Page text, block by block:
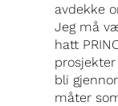
avdekke
Jeg må
hatt
bli
måter